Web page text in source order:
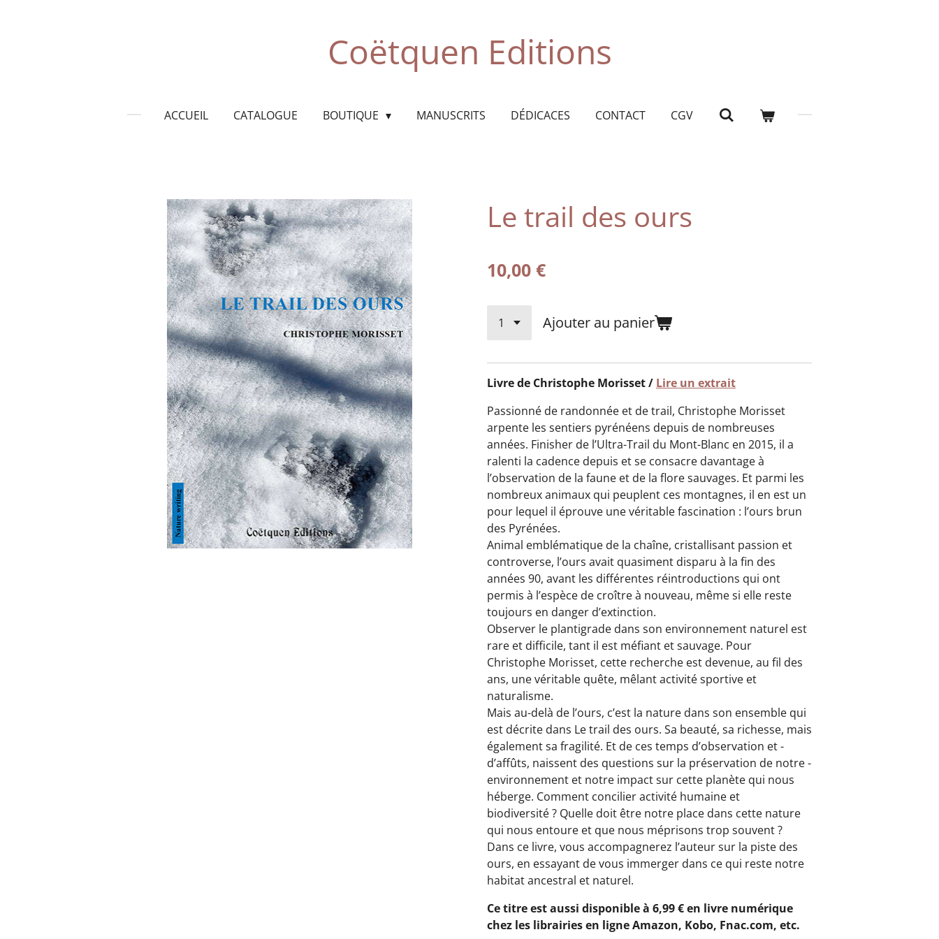
Coëtquen Editions
ACCUEIL CATALOGUE BOUTIQUE MANUSCRITS DÉDICACES CONTACT CGV
Le trail des ours
10,00 €
Ajouter au panier
Livre de Christophe Morisset / Lire un extrait
Passionné de randonnée et de trail, Christophe Morisset
arpente les sentiers pyrénéens depuis de nombreuses
années. Finisher de l’Ultra-Trail du Mont-Blanc en 2015, il a
ralenti la cadence depuis et se consacre davantage à
l’observation de la faune et de la flore sauvages. Et parmi les
nombreux animaux qui peuplent ces montagnes, il en est un
pour lequel il éprouve une véritable fascination : l’ours brun
des Pyrénées.
Animal emblématique de la chaîne, cristallisant passion et
controverse, l’ours avait quasiment disparu à la fin des
années 90, avant les différentes réintroductions qui ont
permis à ­l’espèce de croître à nouveau, même si elle reste
toujours en danger d’extinction.
Observer le plantigrade dans son environnement naturel est
rare et difficile, tant il est méfiant et sauvage. Pour
Christophe Morisset, cette recherche est devenue, au fil des
ans, une ­véritable quête, mêlant activité sportive et
naturalisme.
Mais au-delà de l’ours, c’est la nature dans son ensemble qui
est décrite dans Le trail des ours. Sa beauté, sa richesse, mais
également sa fragilité. Et de ces temps d’observation et ­
d’affûts, naissent des questions sur la préservation de notre ­
environnement et notre impact sur cette planète qui nous
héberge. Comment concilier activité humaine et
biodiversité ? Quelle doit être notre place dans cette nature
qui nous entoure et que nous méprisons trop souvent ?
Dans ce livre, vous accompagnerez l’auteur sur la piste des
ours, en essayant de vous immerger dans ce qui reste notre
habitat ancestral et naturel.
Ce titre est aussi disponible à 6,99 € en livre numérique
chez les librairies en ligne Amazon, Kobo, Fnac.com, etc.